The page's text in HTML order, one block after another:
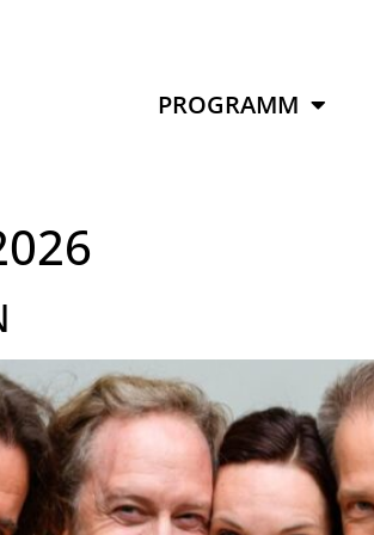
PROGRAMM